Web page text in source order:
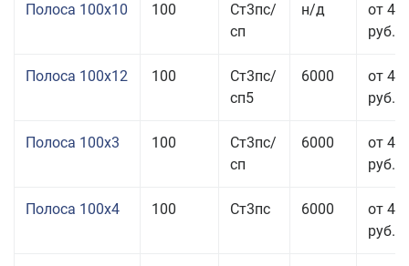
Полоса 100x10 100
Ст3пс/
сп
н/д
от 41
руб.
Полоса 100x12 100
Ст3пс/
сп5
6000
от 45
руб.
Полоса 100x3 100
Ст3пс/
сп
6000
от 46
руб.
Полоса 100x4 100 Ст3пс 6000
от 46
руб.